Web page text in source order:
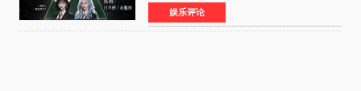
的故事，凭借强情感表达获得大量用户关注，发
布仅21小时便获得超1亿曝光、超1000万互动。
此后，账号持续沿
娱乐评论